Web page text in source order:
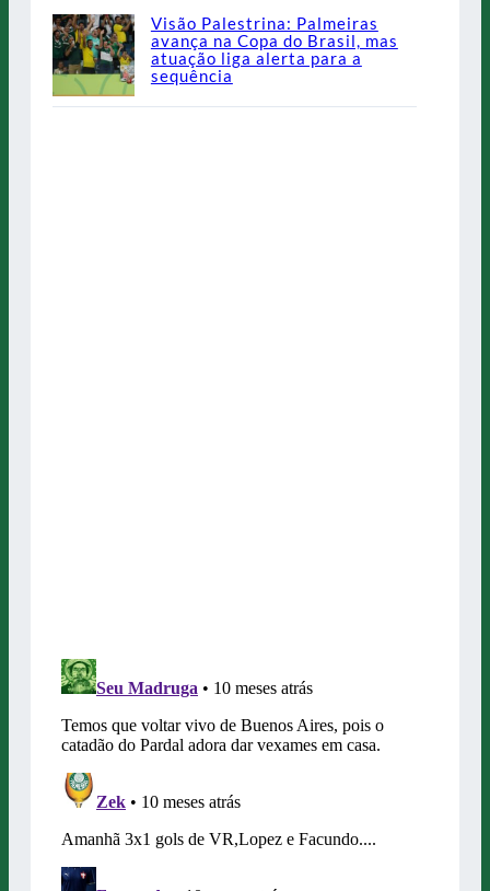
Visão Palestrina: Palmeiras
avança na Copa do Brasil, mas
atuação liga alerta para a
sequência